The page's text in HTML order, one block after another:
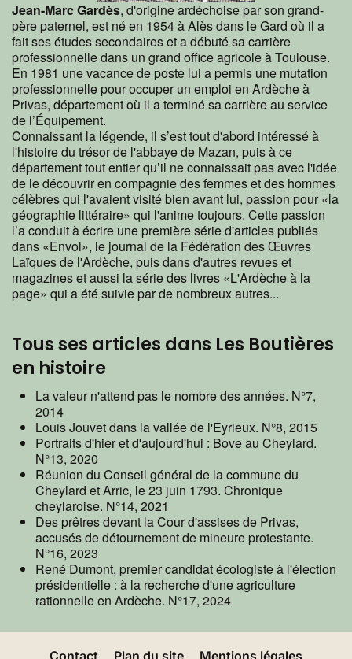
Jean-Marc Gardès, d'origine ardéchoise par son grand-
père paternel, est né en 1954 à Alès dans le Gard où il a
fait ses études secondaires et a débuté sa carrière
professionnelle dans un grand office agricole à Toulouse.
En 1981 une vacance de poste lui a permis une mutation
professionnelle pour occuper un emploi en Ardèche à
Privas, département où il a terminé sa carrière au service
de l’Équipement.
Connaissant la légende, il s’est tout d'abord intéressé à
l'histoire du trésor de l'abbaye de Mazan, puis à ce
département tout entier qu’il ne connaissait pas avec l'idée
de le découvrir en compagnie des femmes et des hommes
célèbres qui l'avaient visité bien avant lui, passion pour «la
géographie littéraire» qui l'anime toujours. Cette passion
l’a conduit à écrire une première série d'articles publiés
dans «Envol», le journal de la Fédération des Œuvres
Laïques de l'Ardèche, puis dans d'autres revues et
magazines et aussi la série des livres «L'Ardèche à la
page» qui a été suivie par de nombreux autres...
Tous ses articles dans Les Boutières
en histoire
La valeur n'attend pas le nombre des années. N°7,
2014
Louis Jouvet dans la vallée de l'Eyrieux. N°8, 2015
Portraits d'hier et d'aujourd'hui : Bove au Cheylard.
N°13, 2020
Réunion du Conseil général de la commune du
Cheylard et Arric, le 23 juin 1793. Chronique
cheylaroise. N°14, 2021
Des prêtres devant la Cour d'assises de Privas,
accusés de détournement de mineure protestante.
N°16, 2023
René Dumont, premier candidat écologiste à l'élection
présidentielle : à la recherche d'une agriculture
rationnelle en Ardèche. N°17, 2024
Contact Plan du site Mentions légales